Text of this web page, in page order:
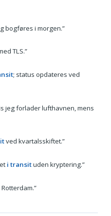
bogføres i morgen.”
TLS.”
; status opdateres ved
jeg forlader lufthavnen, mens
ved kvartalsskiftet.”
i transituden kryptering.”